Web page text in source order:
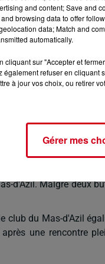
ont pu
trois petits points au
Fossat, qui reste
recevait la
aux locaux : un
se répondant but
Dominer n'est pas
d'Azil. Malgré deux
club du Mas-d'Azil
une rencontre
and content; Save and
browsing data to offer
data; Match and
automatically.
cliquant sur "Accepter et
également refuser en
à jour vos choix, ou retirer
Gérer mes